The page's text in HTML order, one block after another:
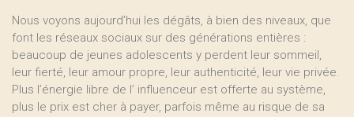
Nous voyons aujourd’hui les dégâts, à bien des niveaux, que
font les réseaux sociaux sur des générations entières :
beaucoup de jeunes adolescents y perdent leur sommeil,
leur fierté, leur amour propre, leur authenticité, leur vie privée.
Plus l’énergie libre de l’ influenceur est offerte au système,
plus le prix est cher à payer, parfois même au risque de sa